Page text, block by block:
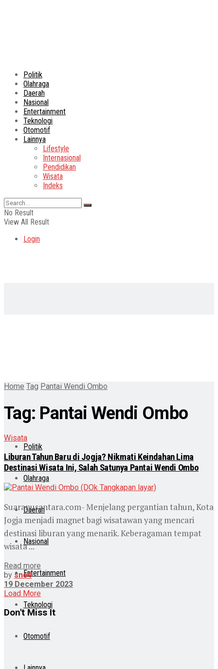
Politik
Olahraga
Daerah
Nasional
Entertainment
Teknologi
Otomotif
Lainnya
Lifestyle
Internasional
Pendidikan
Wisata
Indeks
No Result
View All Result
Login
Politik
Olahraga
Daerah
Nasional
Entertainment
Teknologi
Otomotif
Home Tag Pantai Wendi Ombo
Tag: Pantai Wendi Ombo
Wisata
Liburan Tahun Baru di Jogja? Nikmati Keindahan Lima
Destinasi Wisata Ini, Salah Satunya Pantai Wendi Ombo
Suaranusantara.com- Menjelang pergantian tahun, Kota
Jogja menjadi magnet bagi wisatawan yang mencari
destinasi liburan yang menarik. Keberagaman tempat
wisata ...
Read more
by snc4
19 December 2023
Load More
Don't Miss It